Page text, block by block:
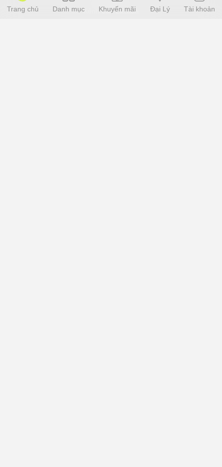
Kênh bán Lazada
Trang chủ Danh mục Khuyến mãi Đại Lý Tài khoản